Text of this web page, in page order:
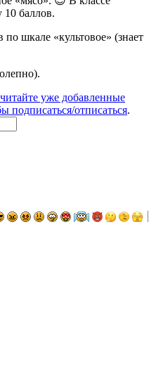
10 баллов.
по шкале «культовое» (знает
уже добавленные
подписаться/отписаться.